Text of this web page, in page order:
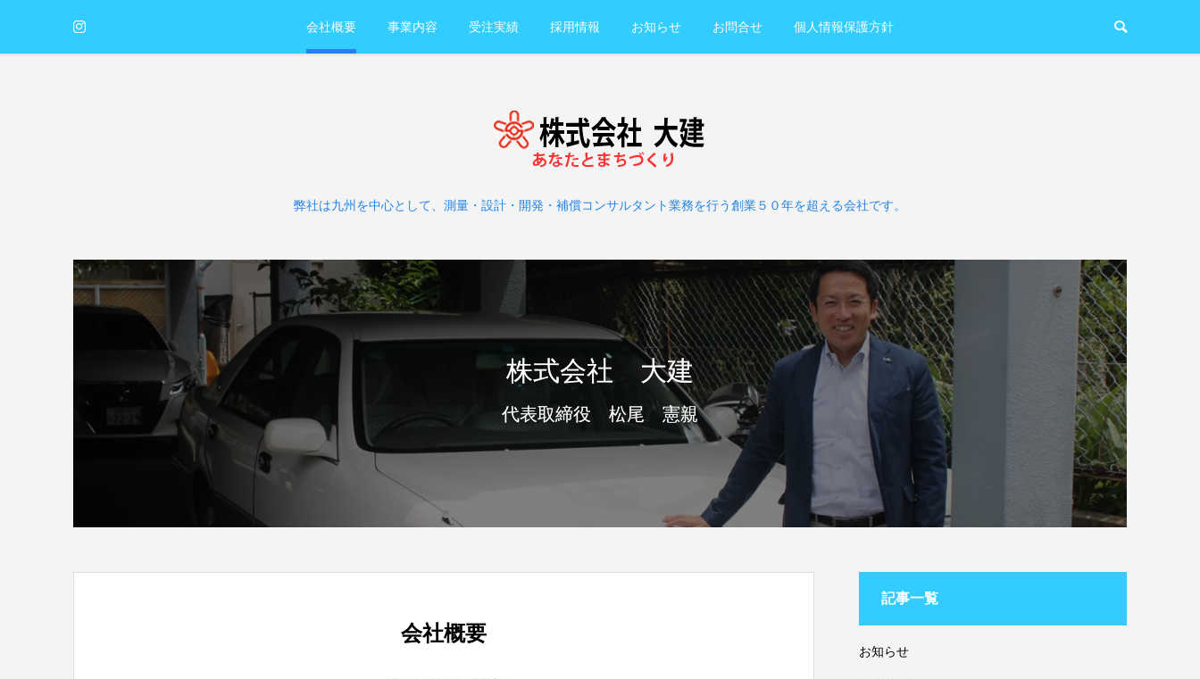
会社概要 事業内容 受注実績 採用情報 お知らせ お問合せ 個人情報保護方針
弊社は九州を中心として、測量・設計・開発・補償コンサルタント業務を行う創業５０年を超える会社です。
株式会社 大建
代表取締役 松尾 憲親
会社概要
記事一覧
お知らせ